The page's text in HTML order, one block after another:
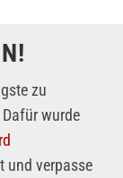
zu
wurde
und verpasse